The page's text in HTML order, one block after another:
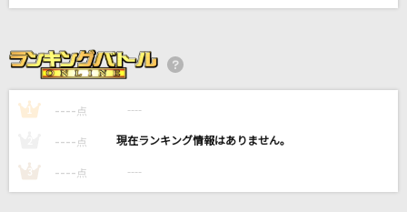
藤崎詩乃
[生音]千年の懸想文
風になる
1 ---- 点 ----
---- 点 ----
3 ---- 点 ----